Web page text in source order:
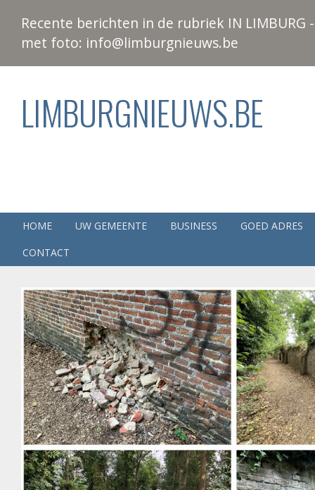
Recente berichten in de rubriek IN
met foto: info@limburgnieuws.be
LIMBURGNIEUWS.BE
HOME UW GEMEENTE BUSINESS
GOED ADRES
CONTACT